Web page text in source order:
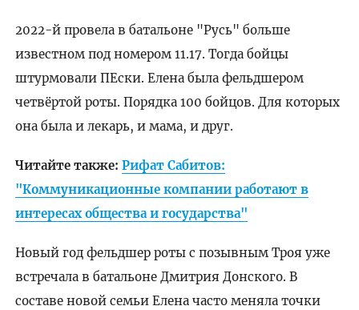
2022-й провела в батальоне "Русь" больше
известном под номером 11.17. Тогда бойцы
штурмовали ПЕски. Елена была фельдшером
четвёртой роты. Порядка 100 бойцов. Для которых
она была и лекарь, и мама, и друг.
Читайте также: Рифат Сабитов:
"Коммуникационные компании работают в
интересах общества и государства"
Новый год фельдшер роты с позывным Троя уже
встречала в батальоне Дмитрия Донского. В
составе новой семьи Елена часто меняла точки